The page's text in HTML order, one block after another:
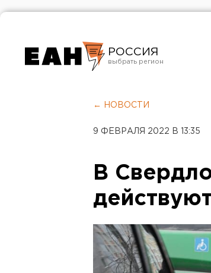
РОССИЯ
Челябинск
← НОВОСТИ
9 ФЕВРАЛЯ 2022 В 13:35
В